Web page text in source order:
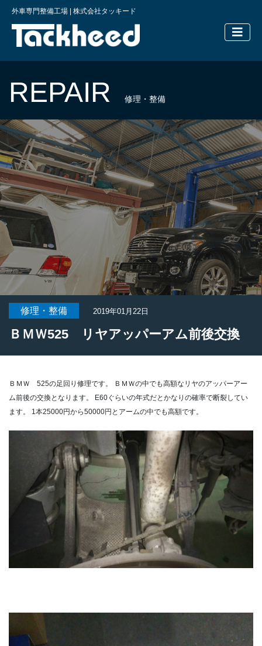
外車専門整備工場 | 株式会社タッキード
横浜の外
REPAIR 修理・整備
修理・整備 2019年01月22日
ＢＭＷ525 リヤアッパーアム前後交換
ＢＭＷ 525の足回り修理です。
ＢＭＷの中でも高額なリヤのアッパーアー
ム前後の交換となります。
E60ぐらいの年式だとかなりの確率で断裂してい
ます。
1本25000円から50000円とアームの中でも高額です。